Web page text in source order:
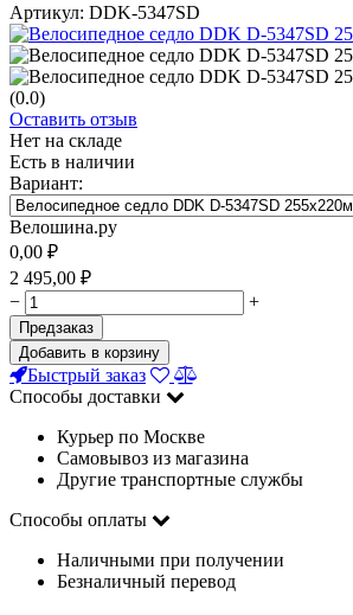
Артикул: DDK-5347SD
(0.0)
Оставить отзыв
Нет на складе
Есть в наличии
Вариант:
Велошина.ру
0,00 ₽
2 495,00 ₽
−
+
Предзаказ
Добавить в корзину
Быстрый заказ
Способы доставки
Курьер по Москве
Самовывоз из магазина
Другие транспортные службы
Способы оплаты
Наличными при получении
Безналичный перевод